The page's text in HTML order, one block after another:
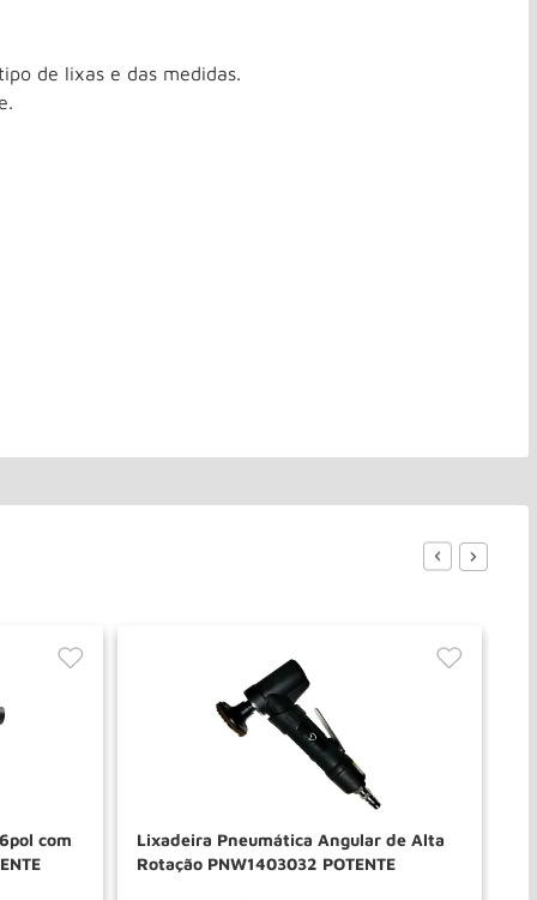
de lixas e das medidas.
com
Lixadeira Pneumática Angular de Alta
Rotação PNW1403032 POTENTE